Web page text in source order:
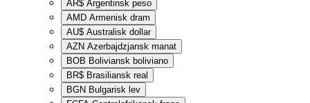
AR$ Argentinsk peso
AMD Armenisk dram
AU$ Australisk dollar
AZN Azerbajdzjansk manat
BOB Boliviansk boliviano
BR$ Brasiliansk real
BGN Bulgarisk lev